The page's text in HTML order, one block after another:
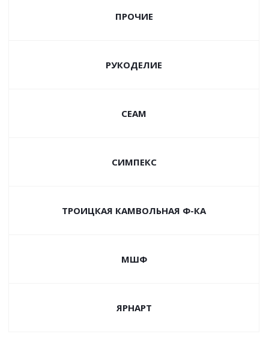
ПРОЧИЕ
РУКОДЕЛИЕ
СЕАМ
СИМПЕКС
ТРОИЦКАЯ КАМВОЛЬНАЯ Ф-КА
МШФ
ЯРНАРТ